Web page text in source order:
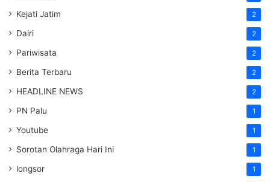
Kejati Jatim 2
Dairi 2
Pariwisata 2
Berita Terbaru 2
HEADLINE NEWS 2
PN Palu 1
Youtube 1
Sorotan Olahraga Hari Ini 1
longsor 1